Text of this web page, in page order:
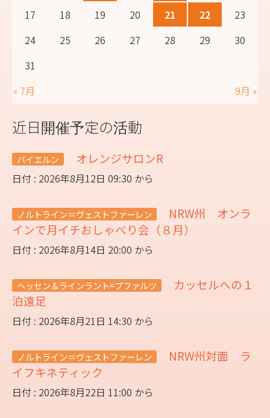
17 18 19 20 21 22
23
24
25 26 27 28 29
30
31
« 7月
9月 »
近日開催予定の活動
バイエルン オレンジサロンR
日付 : 2026年8月12日 09:30 から
ノルトライン＝ヴェストファーレン
NRW州 オンラ
インで月イチおしゃべり会（８月）
日付 : 2026年8月14日 20:00 から
ヘッセン＆ラインラント=プファルツ
カッセルへの１
泊遠足
日付 : 2026年8月21日 14:30 から
ノルトライン＝ヴェストファーレン
NRW州対面 ラ
イフキネティック
日付 : 2026年8月22日 11:00 から